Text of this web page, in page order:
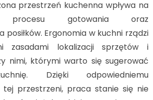
przestrzeń kuchenna wpływa na
procesu gotowania oraz
posiłków. Ergonomia w kuchni rządzi
zasadami lokalizacji sprzętów i
nimi, którymi warto się sugerować
Dzięki odpowiedniemu
tej przestrzeni, praca stanie się nie